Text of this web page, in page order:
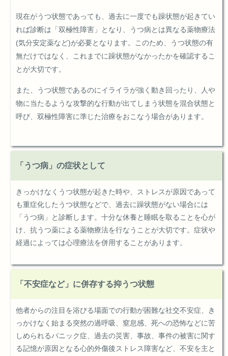
現在がうつ状態であっても、過去に一度でも躁状態が起きてい
れば診断は「双極性障害」となり、うつ病とは異なる薬物療法
(気分安定薬など)が必要となります。このため、うつ状態の有
無だけではなく、これまでに躁状態がなかったかを確認するこ
とが大切です。
また、うつ状態であるのにイライラが強く動き回ったり、人や
物に当たるような攻撃的な行動が出てしまう状態を混合状態と
呼び、双極性障害に準じた治療をおこなう場合があります。
「うつ病」の症状として
きっかけなくうつ状態が起きた時や、ストレスが原因であって
も重症化したうつ状態などで、過去に躁状態がない場合には
「うつ病」と診断します。十分な休養と睡眠を取ることを心が
け、抗うつ薬による薬物療法を行なうことが大切です。症状や
経過によっては心理療法を併用することがあります。
「不安症など」に併存する抑うつ状態
他者からの注目を浴びる場面での行動が困難な社交不安症、き
っかけなく始まる突然の過呼吸、窒息感、死への恐怖などに苦
しめられるパニック症、過去の災害、事故、事件の被害に関す
る記憶が原因となる心的外傷後ストレス障害など、不安を主と